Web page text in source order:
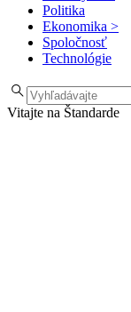
Politika
Ekonomika >
Spoločnosť
Technológie
Vitajte na Štandarde